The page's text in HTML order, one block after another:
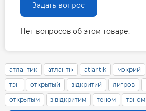
Задать вопрос
Нет вопросов об этом товаре.
атлантик атлантік atlantik мокрий
тэн открытый відкритий литров
открытым з відкритим теном тэном